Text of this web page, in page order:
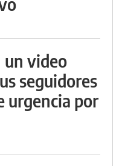
un video
seguidores
urgencia por